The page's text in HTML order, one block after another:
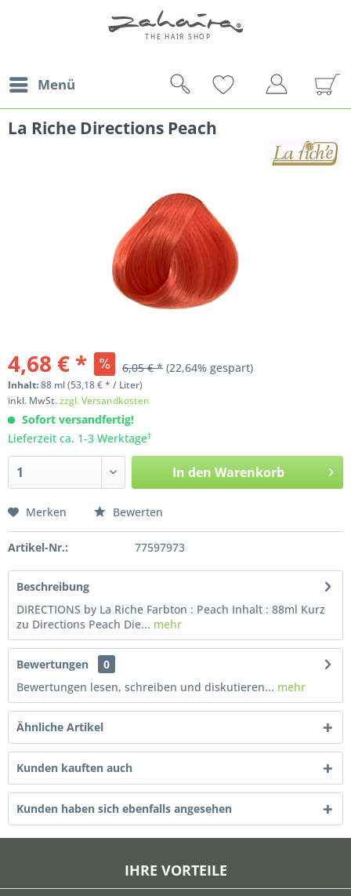
Menü
La Riche Directions Peach
4,68 € * 6,05 € * (22,64% gespart)
Inhalt:88 ml(53,18 € * / Liter)
inkl. MwSt.zzgl. Versandkosten
Sofort versandfertig!
Lieferzeit ca. 1-3 Werktage†
In den Warenkorb
Merken Bewerten
Artikel-Nr.: 77597973
Beschreibung
DIRECTIONS by La Riche Farbton : Peach Inhalt : 88ml Kurz
zu Directions Peach Die... mehr
Bewertungen
0
Bewertungen lesen, schreiben und diskutieren... mehr
Ähnliche Artikel
Kunden kauften auch
Kunden haben sich ebenfalls angesehen
IHRE VORTEILE